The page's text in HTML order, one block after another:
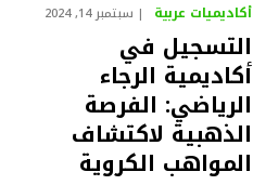
أكاديميات عربية سبتمبر 14, 2024
التسجيل في
أكاديمية الرجاء
الرياضي: الفرصة
الذهبية لاكتشاف
المواهب الكروية